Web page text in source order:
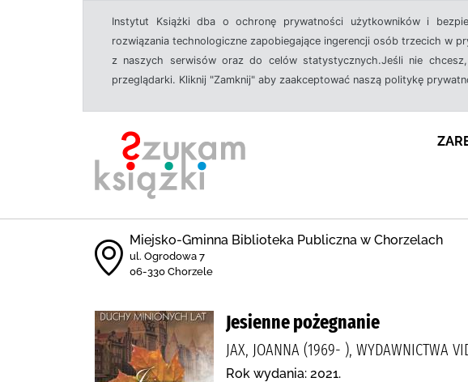
Instytut Książki dba o ochronę prywatności użytkowników i
rozwiązania technologiczne zapobiegające ingerencji osób trzecich w
z naszych serwisów oraz do celów statystycznych.Jeśli nie
przeglądarki. Kliknij "Zamknij" aby zaakceptować naszą politykę
Miejsko-Gminna Biblioteka Publiczna w Chorzelach
ul. Ogrodowa 7
06-330 Chorzele
Jesienne pożegnanie
JAX, JOANNA (1969- ), WYDAWNICTWA
Rok wydania: 2021.